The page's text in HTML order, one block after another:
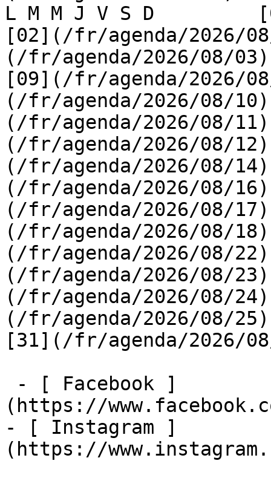
L M M J V S D
[02](/fr/agenda/2026/
(/fr/agenda/2026/08/
[09](/fr/agenda/2026/
(/fr/agenda/2026/08/
(/fr/agenda/2026/08/
(/fr/agenda/2026/08/
(/fr/agenda/2026/08/
(/fr/agenda/2026/08/
(/fr/agenda/2026/08/
(/fr/agenda/2026/08/
(/fr/agenda/2026/08/
(/fr/agenda/2026/08/
(/fr/agenda/2026/08/
(/fr/agenda/2026/08/
[31](/fr/agenda/
(https://
- [ Instagram ]
(https://